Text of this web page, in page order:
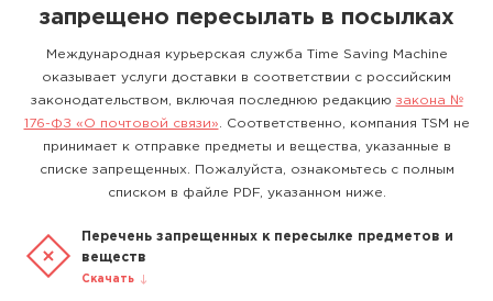
запрещено пересылать в посылках
Международная курьерская служба Time Saving Machine
оказывает услуги доставки в соответствии с российским
законодательством, включая последнюю редакцию закона №
176-ФЗ «О почтовой связи» . Соответственно, компания TSM не
принимает к отправке предметы и вещества, указанные в
списке запрещенных. Пожалуйста, ознакомьтесь с полным
списком в файле PDF, указанном ниже.
Перечень запрещенных к пересылке предметов и
веществ
Скачать